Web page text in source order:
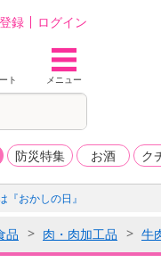
録 ログイン
ト メニュー
防災特集 お酒 ク
おかしの日』
品 肉・肉加工品 牛